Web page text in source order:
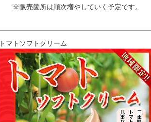
※販売箇所は順次増やしていく予定です。
トマトソフトクリーム